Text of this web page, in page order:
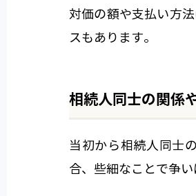
対価の額や支払い方
スもあります。
相続人同士の関係
当初から相続人同士
合、些細なことで争